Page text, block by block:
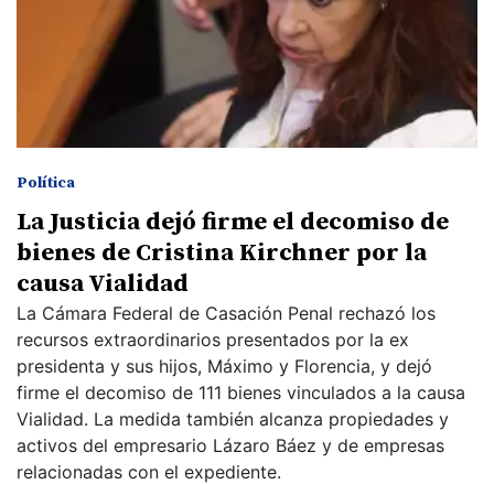
Política
La Justicia dejó firme el decomiso de
bienes de Cristina Kirchner por la
causa Vialidad
La Cámara Federal de Casación Penal rechazó los
recursos extraordinarios presentados por la ex
presidenta y sus hijos, Máximo y Florencia, y dejó
firme el decomiso de 111 bienes vinculados a la causa
Vialidad. La medida también alcanza propiedades y
activos del empresario Lázaro Báez y de empresas
relacionadas con el expediente.